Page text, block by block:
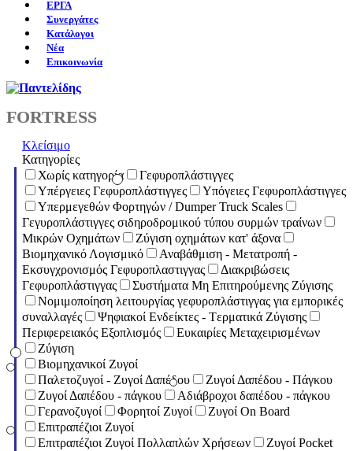
ΕΡΓΑ
Συνεργάτες
Κατάλογοι
Νέα
Επικοινωνία
FORTRESS
Κλείσιμο
Κατηγορίες
Χωρίς κατηγορία
Γεφυροπλάστιγγες
Υπέργειες Γεφυροπλάστιγγες
Υπόγειες Γεφυροπλάστιγγες
Υπερμεγεθών Φορτηγών / Dumper Truck Scales
Γεγυροπλάστιγγες σιδηροδρομικού τύπου συρμών τραίνων
Μικρών Οχημάτων
Ζύγιση οχημάτων κατ' άξονα
Βιομηχανικό Λογισμικό
Αναβάθμιση - Μετατροπή -
Εκσυγχρονισμός Γεφυροπλαστιγγας
Διακριβώσεις
Γεφυροπλάστιγγας
Συστήματα Μη Επιτηρούμενης Ζύγισης
Νομιμοποίηση λειτουργίας γεφυροπλάστιγγας για εμπορικές
συναλλαγές
Ψηφιακοί Ενδείκτες - Tερματικά Ζύγισης
Περιφερειακός Εξοπλισμός
Ευκαιρίες Μεταχειρισμένων
Ζύγιση
Βιομηχανικοί Ζυγοί
Παλετοζυγοί - Ζυγοί Δαπέδου
Ζυγοί Δαπέδου - Πάγκου
Ζυγοί Δαπέδου - πάγκου
Αδιάβροχοι δαπέδου - πάγκου
Γερανοζυγοί
Φορητοί Ζυγοί
Ζυγοί On Board
Επιτραπέζιοι Ζυγοί
Επιτραπέζιοι Ζυγοί Πολλαπλών Χρήσεων
Ζυγοί Pocket